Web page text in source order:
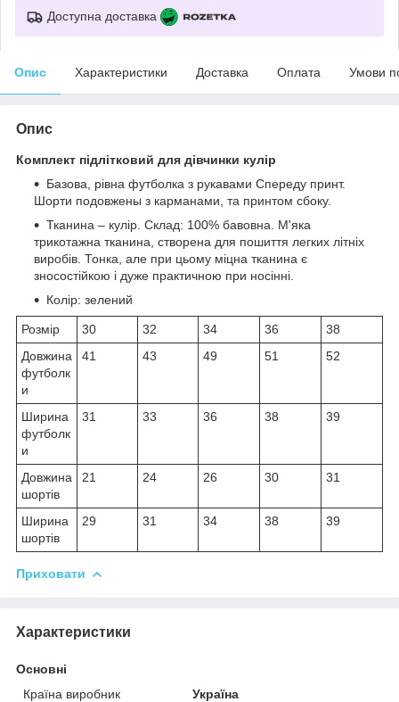
Доступна доставка
Опис Характеристики Доставка Оплата Умови
Опис
Комплект підлітковий для дівчинки кулір
Базова, рівна футболка з рукавами Спереду принт.
Шорти подовжены з карманами, та принтом сбоку.
Тканина – кулір. Склад: 100% бавовна. М'яка
трикотажна тканина, створена для пошиття легких літніх
виробів. Тонка, але при цьому міцна тканина є
зносостійкою і дуже практичною при носінні.
Колір: зелений
Розмір 30 32 34 36
38
Довжина
футболк
и
41 43 49 51 52
Ширина
футболк
и
31 33 36 38 39
Довжина
шортів
21 24 26 30 31
Ширина
шортів
29 31 34 38 39
Приховати
Характеристики
Основні
Країна виробник
Україна